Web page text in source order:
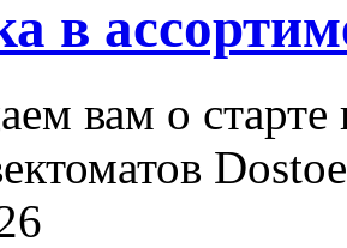
в
вам о старте